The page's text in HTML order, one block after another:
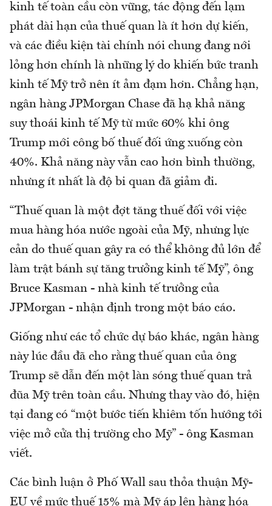
kinh tế toàn cầu còn vững, tác động đến lạm
phát dài hạn ​​của thuế quan là ít hơn dự kiến,
và các điều kiện tài chính nói chung đang nới
lỏng hơn chính là những lý do khiến bức tranh
kinh tế Mỹ trở nên ít ảm đạm hơn. Chẳng hạn,
ngân hàng JPMorgan Chase đã hạ khả năng
suy thoái kinh tế Mỹ từ mức 60% khi ông
Trump mới công bố thuế đối ứng xuống còn
40%. Khả năng này vẫn cao hơn bình thường,
nhưng ít nhất là độ bi quan đã giảm đi.
“Thuế quan là một đợt tăng thuế đối với việc
mua hàng hóa nước ngoài của Mỹ, nhưng lực
cản do thuế quan gây ra có thể không đủ lớn để
làm trật bánh sự tăng trưởng kinh tế Mỹ”, ông
Bruce Kasman - nhà kinh tế trưởng của
JPMorgan - nhận định trong một báo cáo.
Giống như các tổ chức dự báo khác, ngân hàng
này lúc đầu đã cho rằng thuế quan của ông
Trump sẽ dẫn đến một làn sóng thuế quan trả
đũa Mỹ trên toàn cầu. Nhưng thay vào đó, hiện
tại đang có “một bước tiến khiêm tốn hướng tới
việc mở cửa thị trường cho Mỹ” - ông Kasman
viết.
Các bình luận ở Phố Wall sau thỏa thuận Mỹ-
EU về mức thuế 15% mà Mỹ áp lên hàng hóa